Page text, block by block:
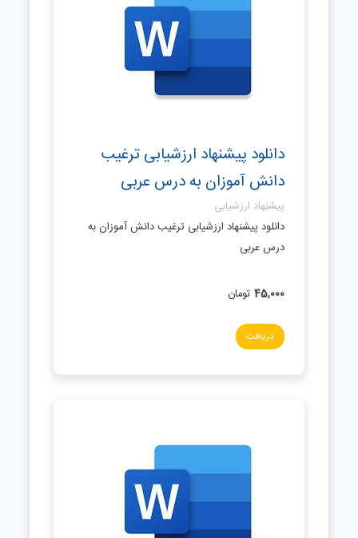
دانلود پیشنهاد ارزشیابی ترغیب
دانش آموزان به درس عربی
پیشنهاد ارزشیابی
دانلود پیشنهاد ارزشیابی ترغیب دانش آموزان به
درس عربی
45,000 تومان
دریافت